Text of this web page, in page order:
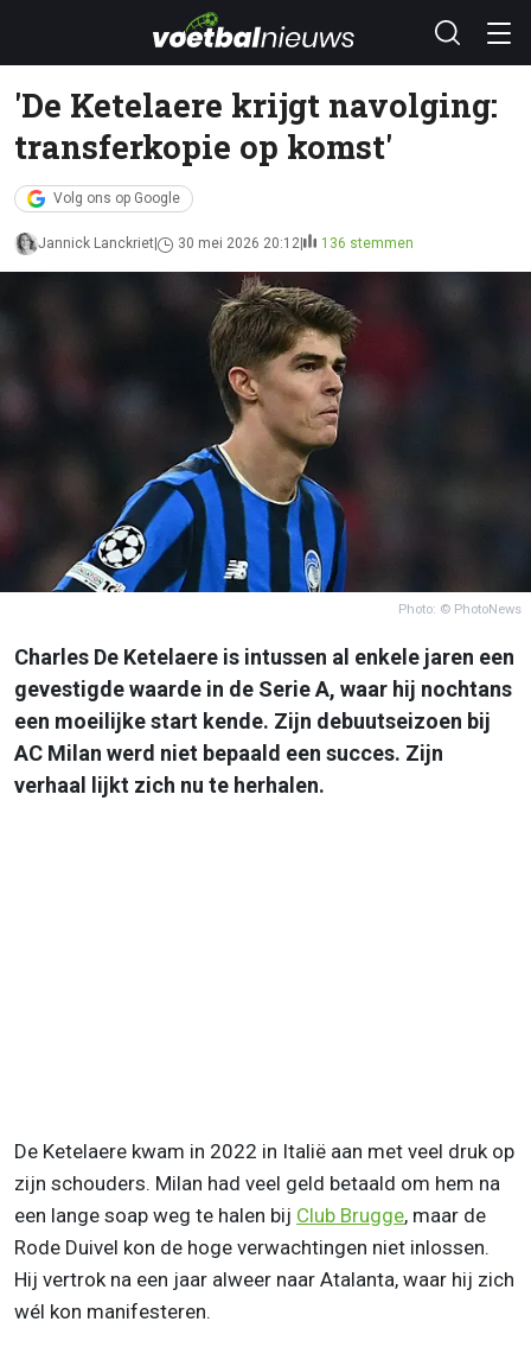
'De Ketelaere krijgt navolging:
transferkopie op komst'
Volg ons op Google
Jannick Lanckriet 30 mei 2026 20:12 136 stemmen
Photo: © PhotoNews
Charles De Ketelaere is intussen al enkele jaren een
gevestigde waarde in de Serie A, waar hij nochtans
een moeilijke start kende. Zijn debuutseizoen bij
AC Milan werd niet bepaald een succes. Zijn
verhaal lijkt zich nu te herhalen.
De Ketelaere kwam in 2022 in Italië aan met veel druk op
zijn schouders. Milan had veel geld betaald om hem na
een lange soap weg te halen bij Club Brugge, maar de
Rode Duivel kon de hoge verwachtingen niet inlossen.
Hij vertrok na een jaar alweer naar Atalanta, waar hij zich
wél kon manifesteren.